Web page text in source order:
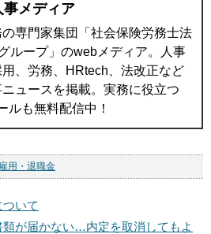
メディア
の専門家集団「社会保険労務士法
ループ」のwebメディア。人事
、労務、HRtech、法改正など
ュースを掲載。実務に役立つ
ルも無料配信中！
用・退職金
いて
が届かない…内定を取消してもよ